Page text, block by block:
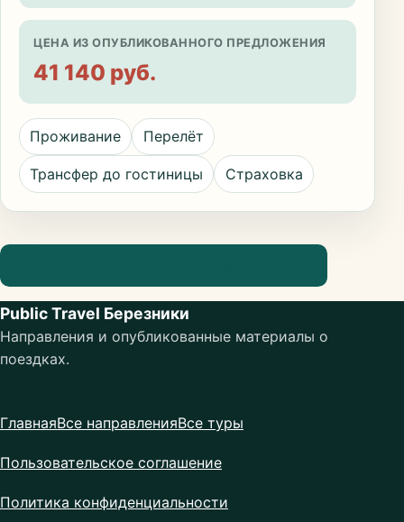
ЦЕНА ИЗ ОПУБЛИКОВАННОГО ПРЕДЛОЖЕНИЯ
41 140 руб.
Проживание Перелёт
Трансфер до гостиницы Страховка
Public Travel Березники
Направления и опубликованные материалы о
поездках.
ГлавнаяВсе направленияВсе туры
Пользовательское соглашение
Политика конфиденциальности